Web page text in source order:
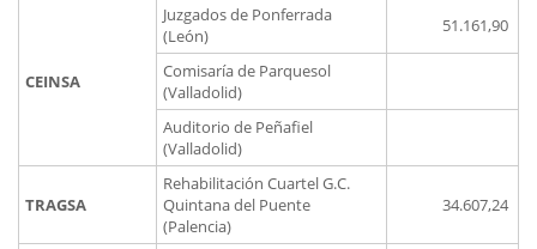
CEINSA
Juzgados de Ponferrada
(León)
51.161,90
Comisaría de Parquesol
(Valladolid)
Auditorio de Peñafiel
(Valladolid)
TRAGSA
Rehabilitación Cuartel G.C.
Quintana del Puente
(Palencia)
34.607,24